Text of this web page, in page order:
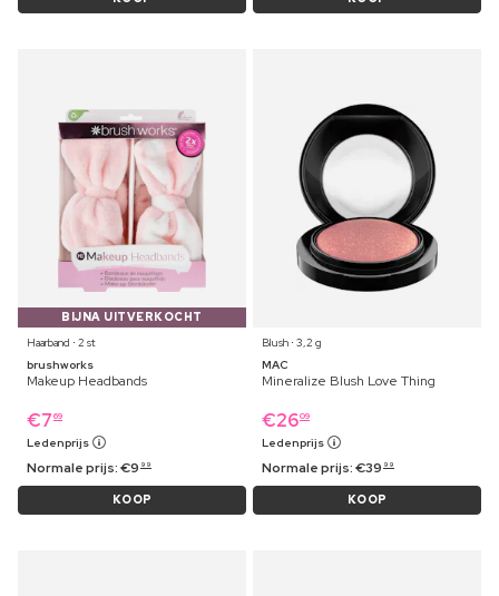
BIJNA UITVERKOCHT
Haarband ⋅ 2 st
brushworks
Makeup Headbands
€7 69
Ledenprijs
Normale prijs:€9 99
KOOP
Blush ⋅ 3,2 g
MAC
Mineralize Blush Love Thing
€2609
Ledenprijs
Normale prijs:€39 99
KOOP